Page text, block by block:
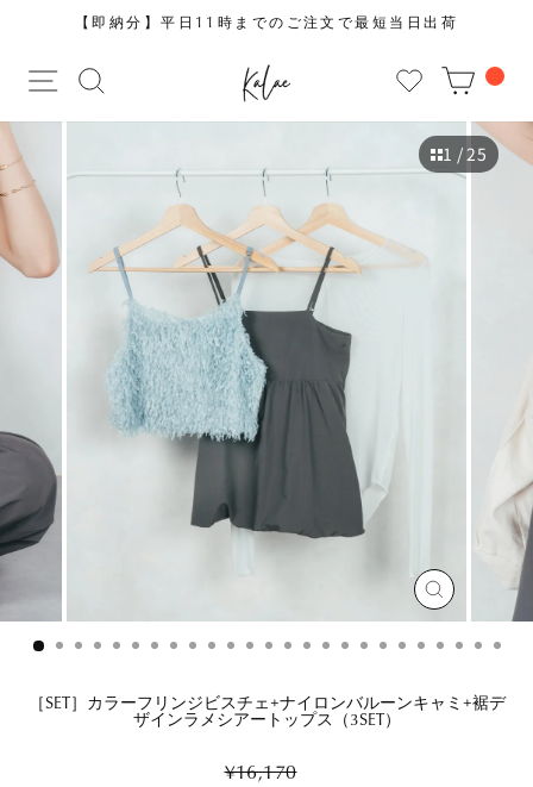
ツ
に
ス
キ
ッ
プ
ラ
イ
ョ
ー
を
止
送料無料にしたい時のプラスワンアイテム ▶︎
サイトを検索する
サイトナビゲーション
1 / 25
閉
じ
［SET］カラーフリンジビスチェ+ナイロンバルーンキャミ+裾デ
ザインラメシアートップス（3SET）
Regular
¥16,170